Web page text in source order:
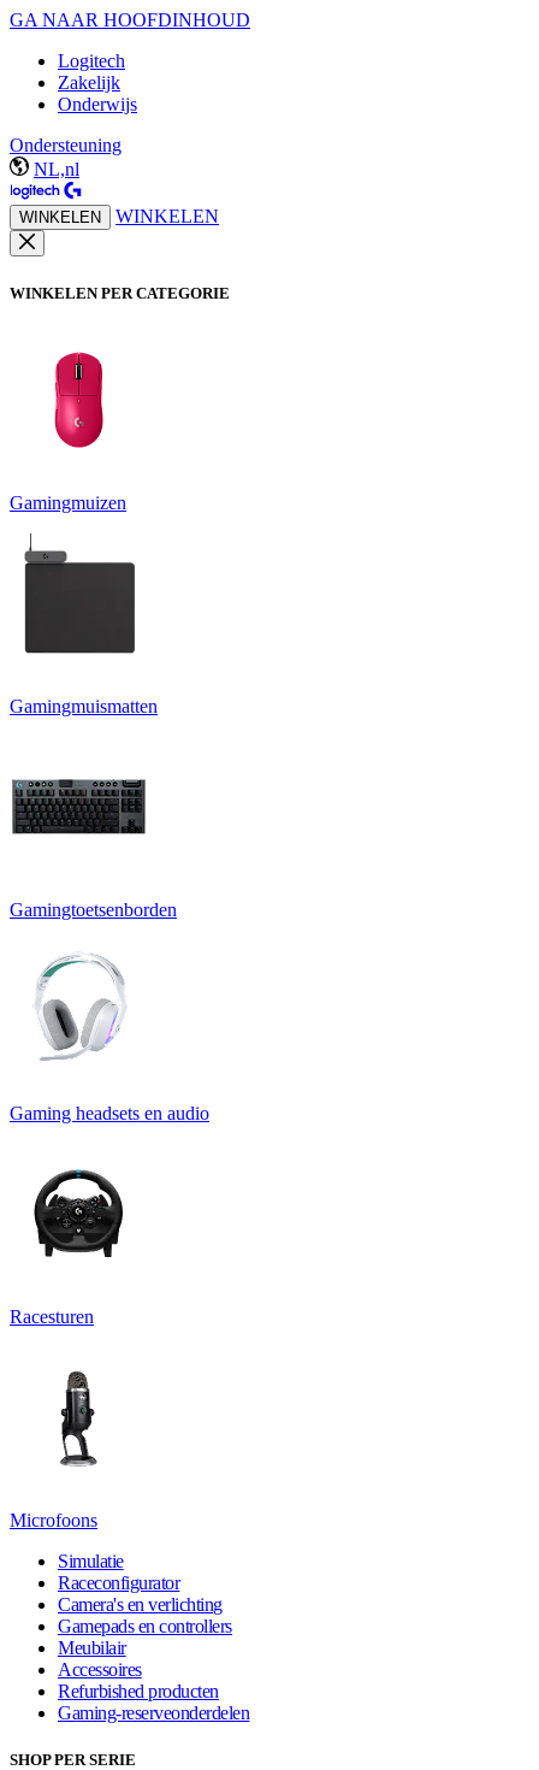
GA NAAR HOOFDINHOUD
Logitech
Zakelijk
Onderwijs
Ondersteuning
NL,nl
WINKELEN WINKELEN
WINKELEN PER CATEGORIE
Gamingmuizen
Gamingmuismatten
Gamingtoetsenborden
Gaming headsets en audio
Racesturen
Microfoons
Simulatie
Raceconfigurator
Camera's en verlichting
Gamepads en controllers
Meubilair
Accessoires
Refurbished producten
Gaming-reserveonderdelen
SHOP PER SERIE